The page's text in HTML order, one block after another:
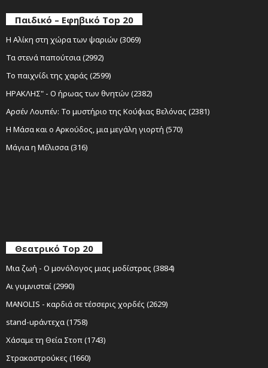
Παιδικό – Εφηβικό Top 20
Η Αλίκη στη χώρα των ψαριών (3069)
Τα στενά παπούτσια (2992)
Το παιχνίδι της χαράς (2599)
ΗΡΑΚΛΗΣ" - Ο ήρωας των θνητών (2382)
Αρσέν Λουπέν: Το μυστήριο της Κούφιας Βελόνας (2381)
Η Μάσα και ο Αρκούδος, μια μεγάλη γιορτή (570)
Μάγια η Μέλισσα (316)
Θεατρικό Top 20
Μια ζωή - Ο μονόλογος μιας μοδίστρας (3884)
Αι γυμνισταί (2990)
MANOLIS - καρδιά σε τέσσερις χορδές (2629)
stand-upάντεχα (1758)
Χάσαμε τη Θεία Στοπ (1743)
Στρακαστρούκες (1660)